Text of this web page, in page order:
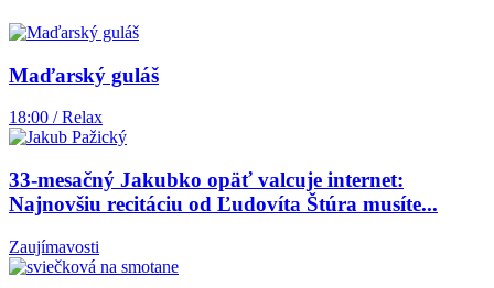
Maďarský guláš
18:00 / Relax
33-mesačný Jakubko opäť valcuje internet:
Najnovšiu recitáciu od Ľudovíta Štúra musíte...
Zaujímavosti